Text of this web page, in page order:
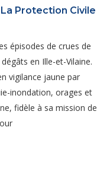
Protection Civile
épisodes de crues de
en Ille-et-Vilaine.
vigilance jaune par
inondation, orages et
fidèle à sa mission de